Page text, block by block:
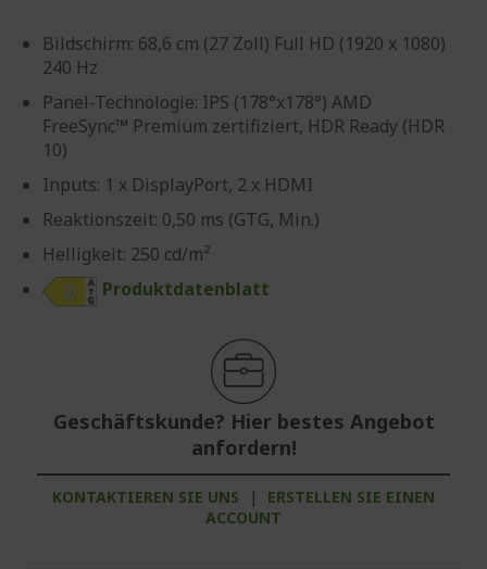
Bildschirm: 68,6 cm (27 Zoll) Full HD (1920 x 1080)
240 Hz
Panel-Technologie: IPS (178°x178°) AMD
FreeSync™ Premium zertifiziert, HDR Ready (HDR
10)
Inputs: 1 x DisplayPort, 2 x HDMI
Reaktionszeit: 0,50 ms (GTG, Min.)
Helligkeit: 250 cd/m²
Produktdatenblatt
Geschäftskunde? Hier bestes Angebot
anfordern!
KONTAKTIEREN SIE UNS |
ERSTELLEN SIE EINEN
ACCOUNT